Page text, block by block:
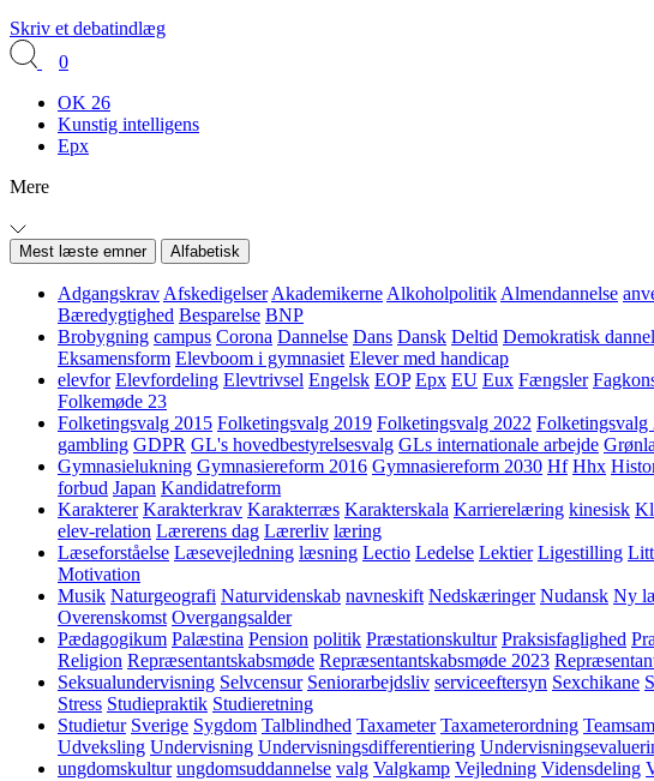
Skriv et debatindlæg
0
OK 26
Kunstig intelligens
Epx
Mere
Mest læste emner Alfabetisk
Adgangskrav Afskedigelser Akademikerne Alkoholpolitik Almendannelse
Bæredygtighed Besparelse BNP
Brobygning campus Corona Dannelse Dans Dansk Deltid Demokratisk
Eksamensform Elevboom i gymnasiet Elever med handicap
elevfor Elevfordeling Elevtrivsel Engelsk EOP Epx EU Eux Fængsler
Folkemøde 23
Folketingsvalg 2015 Folketingsvalg 2019 Folketingsvalg 2022 Folketingsvalg
gambling GDPR GL's hovedbestyrelsesvalg GLs internationale arbejde
Gymnasielukning Gymnasiereform 2016 Gymnasiereform 2030 Hf Hhx
forbud Japan Kandidatreform
Karakterer Karakterkrav Karakterræs Karakterskala Karrierelæring kinesisk
elev-relation Lærerens dag Lærerliv læring
Læseforståelse Læsevejledning læsning Lectio Ledelse Lektier Ligestilling
Motivation
Musik Naturgeografi Naturvidenskab navneskift Nedskæringer Nudansk Ny
Overenskomst Overgangsalder
Pædagogikum Palæstina Pension politik Præstationskultur Praksisfaglighed
Religion Repræsentantskabsmøde Repræsentantskabsmøde 2023
Seksualundervisning Selvcensur Seniorarbejdsliv serviceeftersyn Sexchikane
Stress Studiepraktik Studieretning
Studietur Sverige Sygdom Talblindhed Taxameter Taxameterordning
Udveksling Undervisning Undervisningsdifferentiering
ungdomskultur ungdomsuddannelse valg Valgkamp Vejledning Vidensdeling